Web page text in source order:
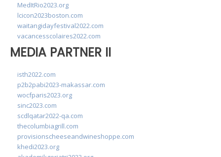
MedItRio2023.org
lcicon2023boston.com
waitangidayfestival2022.com
vacancesscolaires2022.com
MEDIA PARTNER II
isth2022.com
p2b2pabi2023-makassar.com
wocfparis2023.org
sinc2023.com
scdlqatar2022-qa.com
thecolumbiagrill.com
provisionscheeseandwineshoppe.com
khedi2023.org